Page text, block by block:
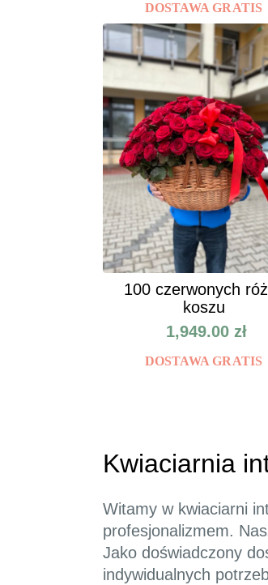
DOSTAWA GRATIS
100 czerwonych
koszu
1,949.00 zł
DOSTAWA GRATIS
Kwiaciarnia
Witamy w kwiaciarni
profesjonalizmem.
Jako doświadczony
indywidualnych